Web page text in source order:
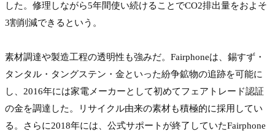
した。修理しながら5年間使い続けることでCO2排出量をおよそ
3割削減できるという。
素材調達や製造工程の透明性も強みだ。Fairphoneは、錫すず・
タンタル・タングステン・金といった紛争鉱物の追跡を可能に
し、2016年には家電メーカーとして初めてフェアトレード認証
の金を調達した。リサイクル由来の素材も積極的に採用してい
る。さらに2018年には、公式サポートが終了していたFairphone